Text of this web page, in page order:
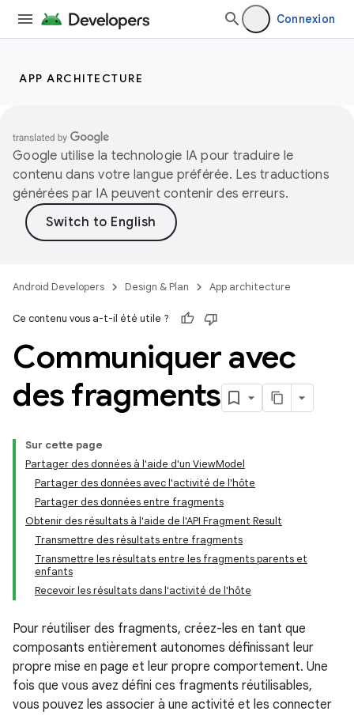
Connexion
APP ARCHITECTURE
Google utilise la technologie IA pour traduire le
contenu dans votre langue préférée. Les traductions
générées par IA peuvent contenir des erreurs.
Android Developers Design & Plan App architecture
Ce contenu vous a-t-il été utile ?
Communiquer avec
des fragments
Sur cette page
Partager des données à l'aide d'un ViewModel
Partager des données avec l'activité de l'hôte
Partager des données entre fragments
Obtenir des résultats à l'aide de l'API Fragment Result
Transmettre des résultats entre fragments
Transmettre les résultats entre les fragments parents et
enfants
Recevoir les résultats dans l'activité de l'hôte
Pour réutiliser des fragments, créez-les en tant que
composants entièrement autonomes définissant leur
propre mise en page et leur propre comportement. Une
fois que vous avez défini ces fragments réutilisables,
vous pouvez les associer à une activité et les connecter